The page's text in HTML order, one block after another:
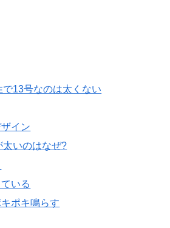
13号なのは太くない
イン
太いのはなぜ?
いる
ポキ鳴らす